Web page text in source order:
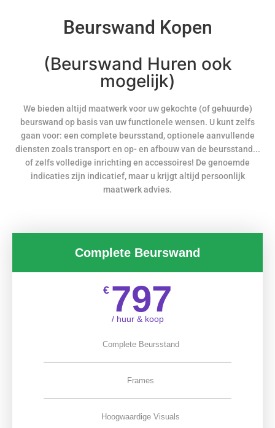
Beurswand Kopen
(Beurswand Huren ook
mogelijk)
We bieden altijd maatwerk voor uw gekochte (of gehuurde)
beurswand op basis van uw functionele wensen. U kunt zelfs
gaan voor: een complete beursstand, optionele aanvullende
diensten zoals transport en op- en afbouw van de beursstand...
of zelfs volledige inrichting en accessoires! De genoemde
indicaties zijn indicatief, maar u krijgt altijd persoonlijk
maatwerk advies.
Complete Beurswand
€ 797
/ huur & koop
Complete Beursstand
Frames
Hoogwaardige Visuals